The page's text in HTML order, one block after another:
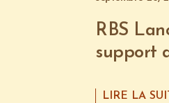
RBS
support
LIRE LA